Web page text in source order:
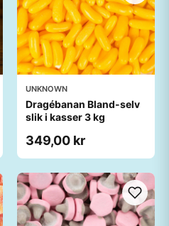
UNKNOWN
Dragébanan Bland-selv
slik i kasser 3 kg
349,00 kr